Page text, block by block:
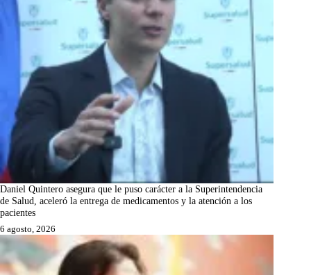
Daniel Quintero asegura que le puso carácter a la Superintendencia
de Salud, aceleró la entrega de medicamentos y la atención a los
pacientes
6 agosto, 2026